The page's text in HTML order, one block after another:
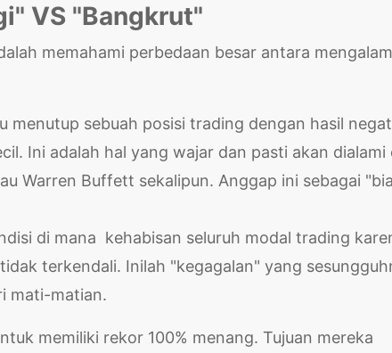
VS "Bangkrut"
memahami perbedaan besar antara
menutup sebuah posisi trading dengan hasil
Ini adalah hal yang wajar dan pasti akan dialami
Warren Buffett sekalipun. Anggap ini sebagai
di mana kehabisan seluruh modal trading
terkendali. Inilah "kegagalan" yang
mati-matian.
memiliki rekor 100% menang. Tujuan mereka